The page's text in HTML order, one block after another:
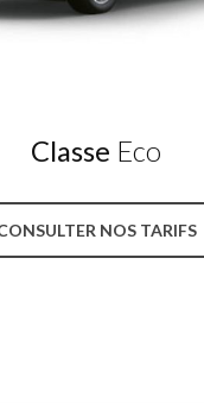
Classe Eco
NOS TARIFS